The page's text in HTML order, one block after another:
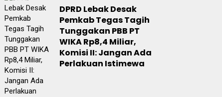
DPRD Lebak Desak
Pemkab Tegas Tagih
Tunggakan PBB PT
WIKA Rp8,4 Miliar,
Komisi II: Jangan Ada
Perlakuan Istimewa